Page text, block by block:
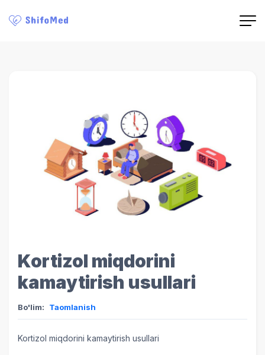
Kortizol miqdorini
kamaytirish usullari
Bo'lim: Taomlanish
Kortizol miqdorini kamaytirish usullari